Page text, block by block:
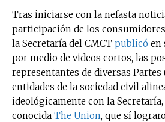
Tras iniciarse con la nefasta
participación de los
la Secretaría del CMCT publicó en
por medio de videos cortos, las
representantes de diversas Partes
entidades de la sociedad civil
ideológicamente con la
conocida The Union, que sí